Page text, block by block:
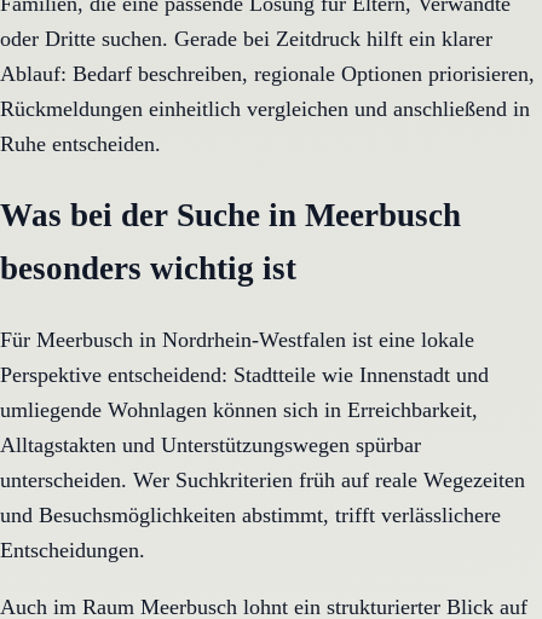
oder Dritte suchen. Gerade bei Zeitdruck hilft ein klarer
Ablauf: Bedarf beschreiben, regionale Optionen priorisieren,
Rückmeldungen einheitlich vergleichen und anschließend in
Ruhe entscheiden.
Was bei der Suche in Meerbusch
besonders wichtig ist
Für Meerbusch in Nordrhein-Westfalen ist eine lokale
Perspektive entscheidend: Stadtteile wie Innenstadt und
umliegende Wohnlagen können sich in Erreichbarkeit,
Alltagstakten und Unterstützungswegen spürbar
unterscheiden. Wer Suchkriterien früh auf reale Wegezeiten
und Besuchsmöglichkeiten abstimmt, trifft verlässlichere
Entscheidungen.
Auch im Raum Meerbusch lohnt ein strukturierter Blick auf